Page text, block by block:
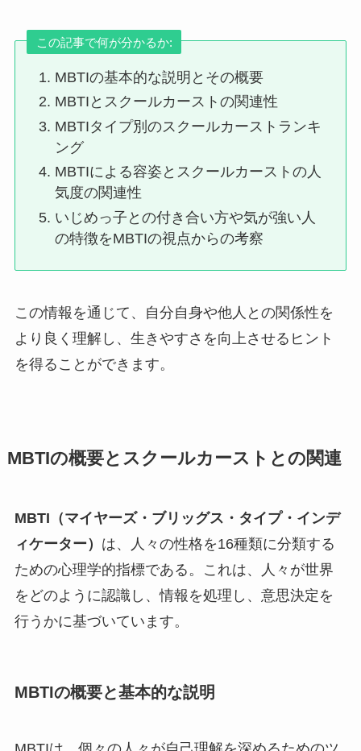
この記事で何が分かるか:
MBTIの基本的な説明とその概要
MBTIとスクールカーストの関連性
MBTIタイプ別のスクールカーストランキ
ング
MBTIによる容姿とスクールカーストの人
気度の関連性
いじめっ子との付き合い方や気が強い人
の特徴をMBTIの視点からの考察
この情報を通じて、自分自身や他人との関係性を
より良く理解し、生きやすさを向上させるヒント
を得ることができます。
MBTIの概要とスクールカーストとの関連
MBTI（マイヤーズ・ブリッグス・タイプ・インデ
ィケーター） は、人々の性格を16種類に分類する
ための心理学的指標である。これは、人々が世界
をどのように認識し、情報を処理し、意思決定を
行うかに基づいています。
MBTIの概要と基本的な説明